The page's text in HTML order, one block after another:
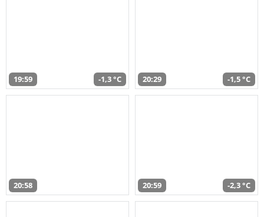
19:59 -1,3 °C 20:29 -1,5 °C
20:58 20:59 -2,3 °C